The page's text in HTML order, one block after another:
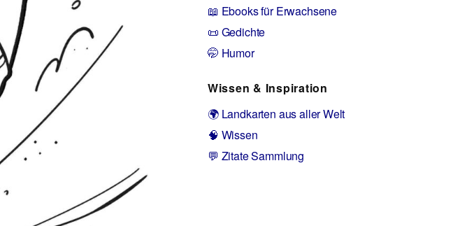
📖 Ebooks für Erwachsene
📜 Gedichte
🤭 Humor
Wissen & Inspiration
🌍 Landkarten aus aller Welt
🧠 Wissen
💬 Zitate Sammlung